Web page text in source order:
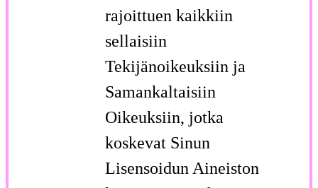
rajoittuen kaikkiin
sellaisiin
Tekijänoikeuksiin ja
Samankaltaisiin
Oikeuksiin, jotka
koskevat Sinun
Lisensoidun Aineiston